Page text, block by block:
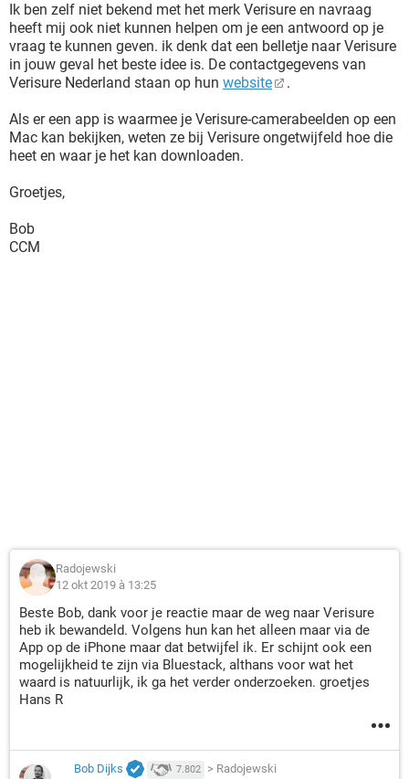
Ik ben zelf niet bekend met het merk Verisure en navraag
heeft mij ook niet kunnen helpen om je een antwoord op je
vraag te kunnen geven. ik denk dat een belletje naar Verisure
in jouw geval het beste idee is. De contactgegevens van
Verisure Nederland staan op hun website .
Als er een app is waarmee je Verisure-camerabeelden op een
Mac kan bekijken, weten ze bij Verisure ongetwijfeld hoe die
heet en waar je het kan downloaden.
Groetjes,
Bob
CCM
Radojewski
12 okt 2019 à 13:25
Beste Bob, dank voor je reactie maar de weg naar Verisure
heb ik bewandeld. Volgens hun kan het alleen maar via de
App op de iPhone maar dat betwijfel ik. Er schijnt ook een
mogelijkheid te zijn via Bluestack, althans voor wat het
waard is natuurlijk, ik ga het verder onderzoeken. groetjes
Hans R
Bob Dijks 7.802 > Radojewski